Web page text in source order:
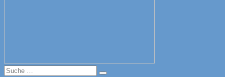
Suche